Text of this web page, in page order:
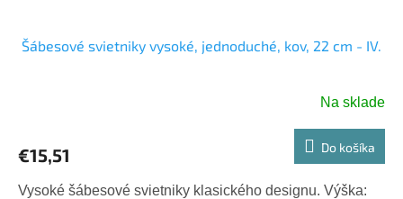
Šábesové svietniky vysoké, jednoduché, kov, 22 cm - IV.
Na sklade
€15,51 Do košíka
Vysoké šábesové svietniky klasického designu. Výška: